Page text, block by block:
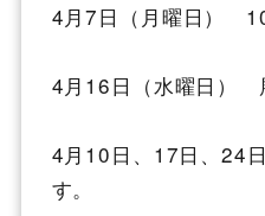
4月7日（月曜日）
4月16日（水曜日）
4月10日、17日、24
す。